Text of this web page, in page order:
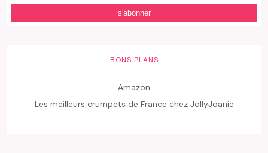
BONS PLANS
Amazon
Les meilleurs crumpets de France chez JollyJoanie